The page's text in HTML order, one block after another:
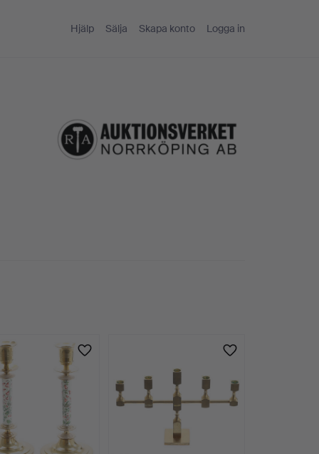
Hjälp Sälja Skapa konto Logga in